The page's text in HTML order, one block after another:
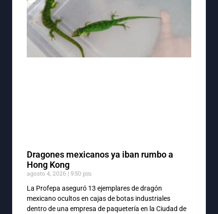
Dragones mexicanos ya iban rumbo a
Hong Kong
agosto 4, 2026
9:50 pm
La Profepa aseguró 13 ejemplares de dragón
mexicano ocultos en cajas de botas industriales
dentro de una empresa de paquetería en la Ciudad de